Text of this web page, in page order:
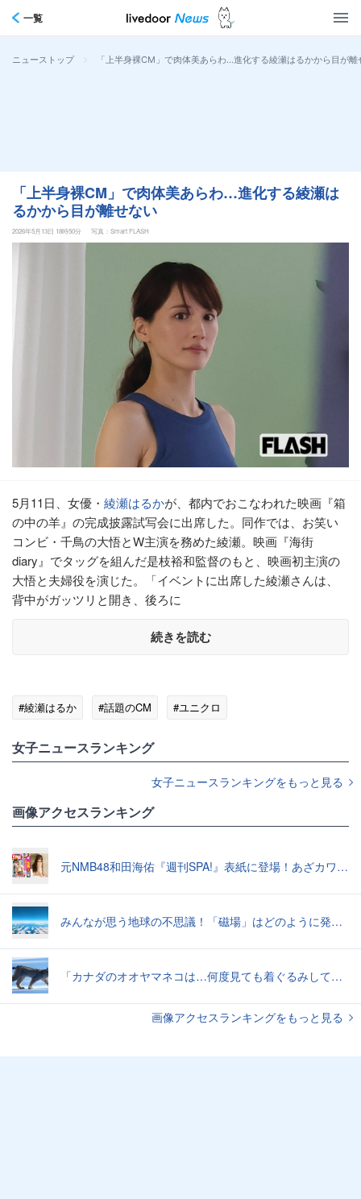
一覧
ニューストップ > 「上半身裸CM」で肉体美あらわ…進化する綾瀬はるかから目が離
「上半身裸CM」で肉体美あらわ…進化する綾瀬は
るかから目が離せない
2026年5月13日 18時50分 写真：Smart FLASH
5月11日、女優・ 綾瀬はるかが、都内でおこなわれた映画『箱
の中の羊』の完成披露試写会に出席した。同作では、お笑い
コンビ・千鳥の大悟とW主演を務めた綾瀬。映画『海街
diary』でタッグを組んだ是枝裕和監督のもと、映画初主演の
大悟と夫婦役を演じた。「イベントに出席した綾瀬さんは、
背中がガッツリと開き、後ろに
続きを読む
#綾瀬はるか #話題のCM #ユニクロ
女子ニュースランキング
女子ニュースランキングをもっと見る
画像アクセスランキング
元NMB48和田海佑『週刊SPA!』表紙に登場！あざカワ新婚生活グラビアで読者全員TKO負け♡
みんなが思う地球の不思議！「磁場」はどのように発生したのか？【地学の話】
「カナダのオオヤマネコは…何度見ても着ぐるみしてる感じがぬぐえない」中に人間が入ってそうな写真いろいろ
画像アクセスランキングをもっと見る